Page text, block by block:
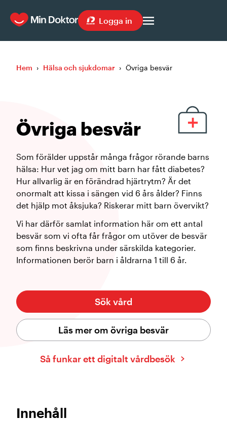
Logga in
Hem › Hälsa och sjukdomar › Övriga besvär
Övriga besvär
Som förälder uppstår många frågor rörande barns
hälsa: Hur vet jag om mitt barn har fått diabetes?
Hur allvarlig är en förändrad hjärtrytm? Är det
onormalt att kissa i sängen vid 6 års ålder? Finns
det hjälp mot åksjuka? Riskerar mitt barn övervikt?
Vi har därför samlat information här om ett antal
besvär som vi ofta får frågor om utöver de besvär
som finns beskrivna under särskilda kategorier.
Informationen berör barn i åldrarna 1 till 6 år.
Läs mer om övriga besvär
Sök vård
Så funkar ett digitalt vårdbesök
Innehåll